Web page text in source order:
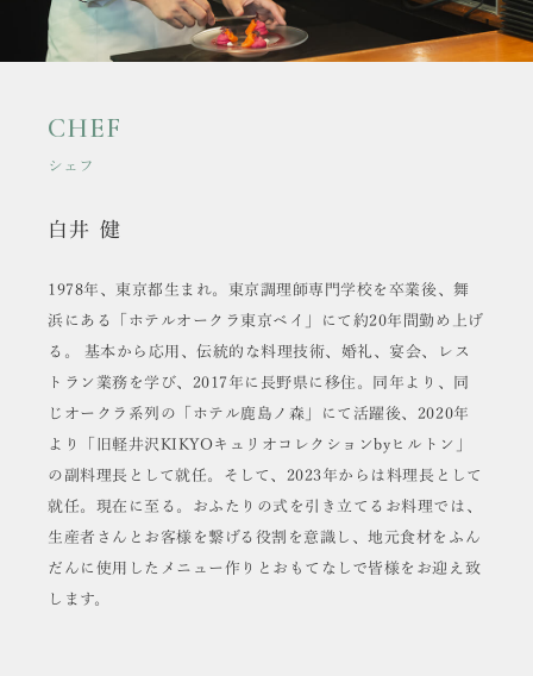
CHEF
シェフ
白井 健
1978年、東京都生まれ。東京調理師専門学校を卒業後、舞
浜にある「ホテルオークラ東京ベイ」にて約20年間勤め上げ
る。 基本から応用、伝統的な料理技術、婚礼、宴会、レス
トラン業務を学び、2017年に長野県に移住。同年より、同
じオークラ系列の「ホテル鹿島ノ森」にて活躍後、2020年
より「旧軽井沢KIKYOキュリオコレクションbyヒルトン」
の副料理長として就任。そして、2023年からは料理長として
就任。現在に至る。おふたりの式を引き立てるお料理では、
生産者さんとお客様を繋げる役割を意識し、地元食材をふん
だんに使用したメニュー作りとおもてなしで皆様をお迎え致
します。